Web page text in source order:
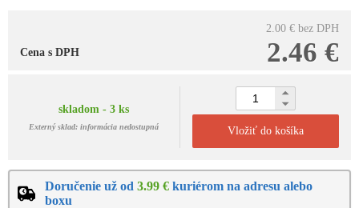
2.00 € bez DPH
2.46 €
Cena s DPH
skladom - 3 ks
Externý sklad: informácia nedostupná Vložiť do košíka
Doručenie už od 3.99 € kuriérom na adresu alebo
boxu